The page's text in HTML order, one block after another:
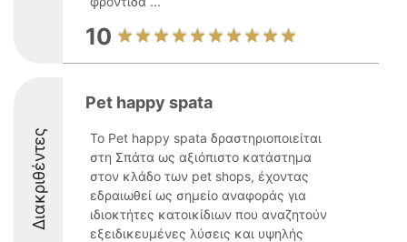
10
Διακριθέντες
Pet happy spata
Το Pet happy spata δραστηριοποιείται
στη Σπάτα ως αξιόπιστο κατάστημα
στον κλάδο των pet shops, έχοντας
εδραιωθεί ως σημείο αναφοράς για
ιδιοκτήτες κατοικίδιων που αναζητούν
εξειδικευμένες λύσεις και υψηλής